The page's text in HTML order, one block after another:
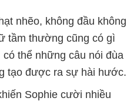
nhẽo, không đầu không
tầm thường cũng có gì
thể những câu nói đùa
tạo được ra sự hài hước.
Sophie cười nhiều